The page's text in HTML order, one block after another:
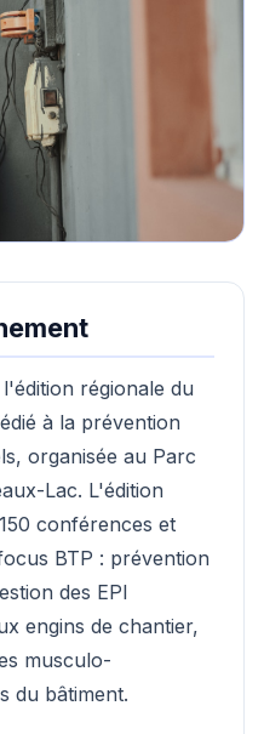
régionale du
à la prévention
organisée au Parc
Lac. L'édition
conférences et
BTP : prévention
des EPI
engins de chantier,
musculo-
du bâtiment.